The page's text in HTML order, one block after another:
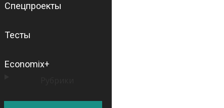
Спецпроекты
Тесты
Economix+